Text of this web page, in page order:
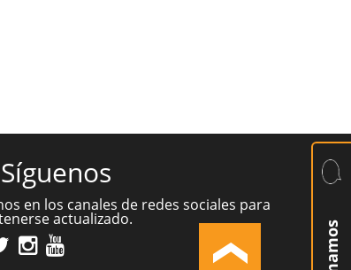
Síguenos
en los canales de redes sociales para
actualizado.